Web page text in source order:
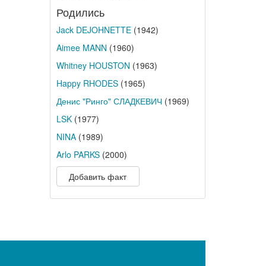
Родились
Jack DEJOHNETTE(1942)
Aimee MANN (1960)
Whitney HOUSTON (1963)
Happy RHODES(1965)
Денис "Ринго" СЛАДКЕВИЧ(1969)
LSK(1977)
NINA(1989)
Arlo PARKS(2000)
Добавить факт